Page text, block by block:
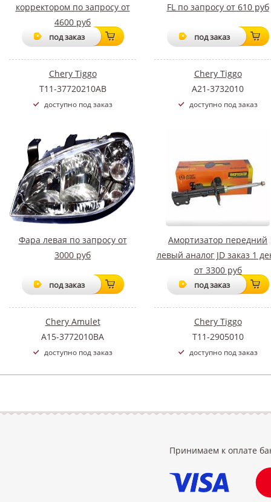
корректором по запросу от
4600 руб
под заказ
Chery Tiggo
T11-37720210AB
доступно под заказ
FL по запросу от 610 руб
под заказ
Chery Tiggo
A21-3732010
доступно под заказ
Фара левая по запросу от
3000 руб
под заказ
Chery Amulet
A15-3772010BA
доступно под заказ
Амортизатор передний
левый аналог JD заказ 1
от 3300 руб
под заказ
Chery Tiggo
T11-2905010
доступно под заказ
Принимаем к оплате